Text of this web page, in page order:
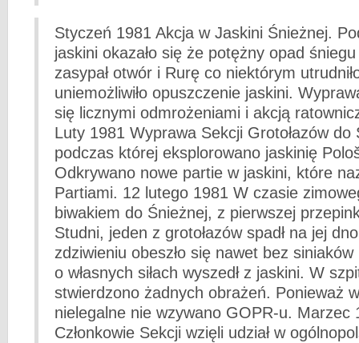
Styczeń 1981 Akcja w Jaskini Śnieżnej.
jaskini okazało się że potężny opad
zasypał otwór i Rurę co niektórym
uniemożliwiło opuszczenie jaskini.
się licznymi odmrożeniami i akcją
Luty 1981 Wyprawa Sekcji Grotołazów do
podczas której eksplorowano jaskinię
Odkrywano nowe partie w jaskini, które
Partiami. 12 lutego 1981 W czasie
biwakiem do Śnieżnej, z pierwszej
Studni, jeden z grotołazów spadł na jej
zdziwieniu obeszło się nawet bez
o własnych siłach wyszedł z jaskini. W
stwierdzono żadnych obrażeń. Ponieważ
nielegalne nie wzywano GOPR-u. Marzec
Członkowie Sekcji wzięli udział w